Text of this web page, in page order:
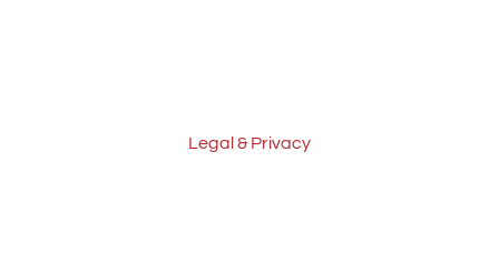
Legal & Privacy